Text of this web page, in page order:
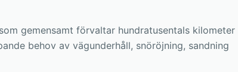
gemensamt förvaltar hundratusentals kilometer
behov av vägunderhåll, snöröjning, sandning